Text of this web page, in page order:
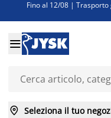
Fino al 12/08 |
Super offerte
Finanziamenti - Scegli

 Seleziona il tuo